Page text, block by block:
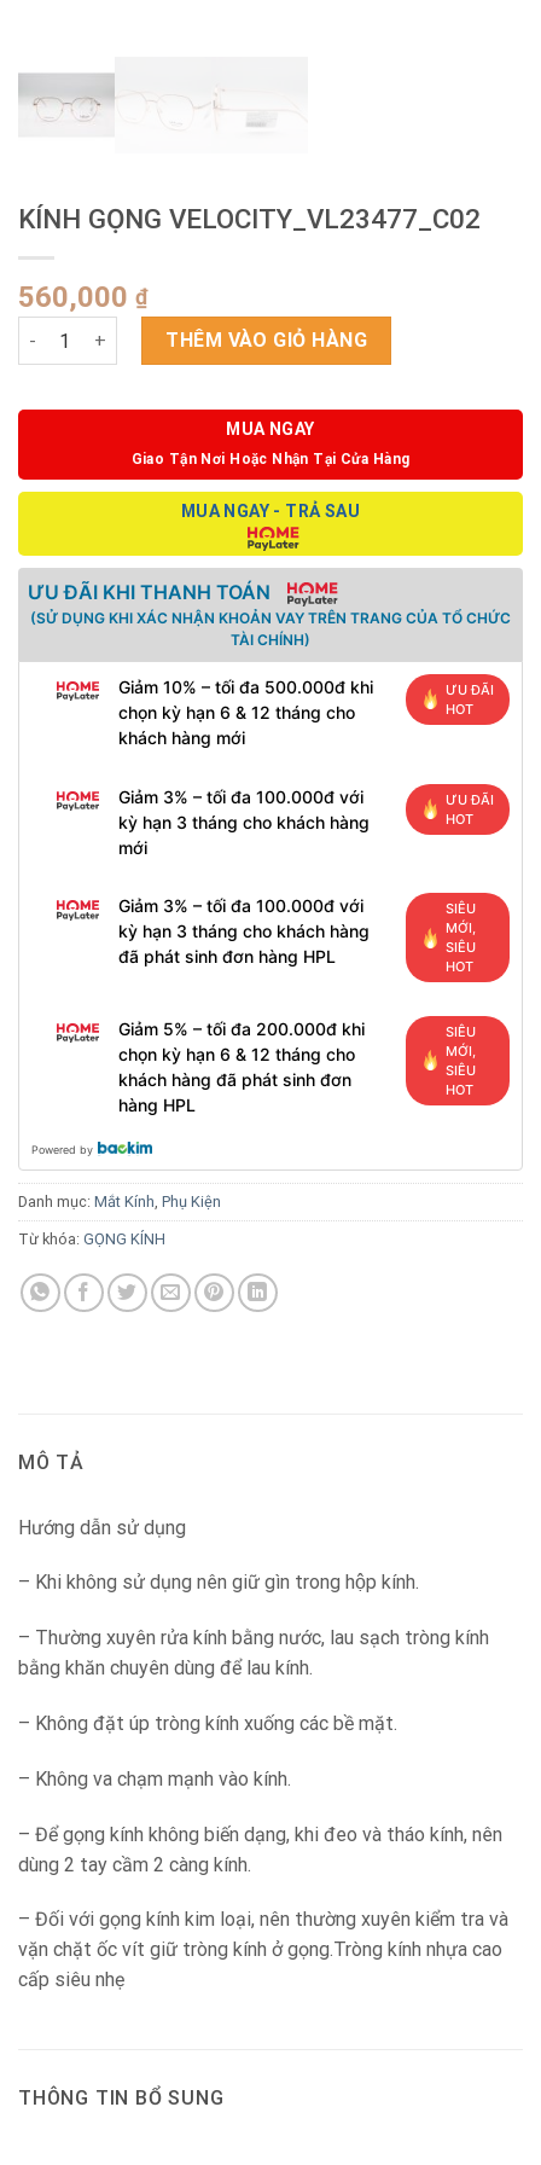
KÍNH GỌNG VELOCITY_VL23477_C02
560,000 ₫
KÍNH GỌNG VELOCITY_VL23477_C02 số lượng
THÊM VÀO GIỎ HÀNG
MUA NGAY
Giao Tận Nơi Hoặc Nhận Tại Cửa Hàng
MUA NGAY - TRẢ SAU
ƯU ĐÃI KHI THANH TOÁN
(SỬ DỤNG KHI XÁC NHẬN KHOẢN VAY TRÊN TRANG CỦA TỔ CHỨC
TÀI CHÍNH)
Giảm 10% – tối đa 500.000đ khi
chọn kỳ hạn 6 & 12 tháng cho
khách hàng mới
ƯU ĐÃI
HOT
Giảm 3% – tối đa 100.000đ với
kỳ hạn 3 tháng cho khách hàng
mới
ƯU ĐÃI
HOT
Giảm 3% – tối đa 100.000đ với
kỳ hạn 3 tháng cho khách hàng
đã phát sinh đơn hàng HPL
SIÊU
MỚI,
SIÊU
HOT
Giảm 5% – tối đa 200.000đ khi
chọn kỳ hạn 6 & 12 tháng cho
khách hàng đã phát sinh đơn
hàng HPL
SIÊU
MỚI,
SIÊU
HOT
Powered by
Danh mục: Mắt Kính Phụ Kiện
Từ khóa: GỌNG KÍNH
MÔ TẢ
Hướng dẫn sử dụng
– Khi không sử dụng nên giữ gìn trong hộp kính.
– Thường xuyên rửa kính bằng nước, lau sạch tròng kính
bằng khăn chuyên dùng để lau kính.
– Không đặt úp tròng kính xuống các bề mặt.
– Không va chạm mạnh vào kính.
– Để gọng kính không biến dạng, khi đeo và tháo kính, nên
dùng 2 tay cầm 2 càng kính.
– Đối với gọng kính kim loại, nên thường xuyên kiểm tra và
vặn chặt ốc vít giữ tròng kính ở gọng.Tròng kính nhựa cao
cấp siêu nhẹ
THÔNG TIN BỔ SUNG